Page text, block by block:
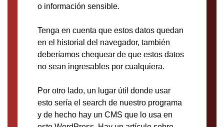
o información sensible.
Tenga en cuenta que estos datos quedan
en el historial del navegador, también
deberíamos chequear de que estos datos
no sean ingresables por cualquiera.
Por otro lado, un lugar útil donde usar
esto sería el search de nuestro programa
y de hecho hay un CMS que lo usa en